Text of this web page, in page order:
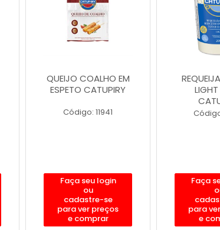
QUEIJO COALHO EM
ESPETO CATUPIRY
Código: 11941
Faça seu login
ou
cadastre-se
para ver preços
e comprar
Faça
para
e